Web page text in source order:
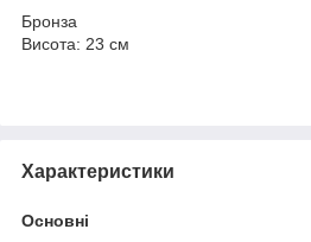
Бронза
Висота: 23 см
Характеристики
Основні